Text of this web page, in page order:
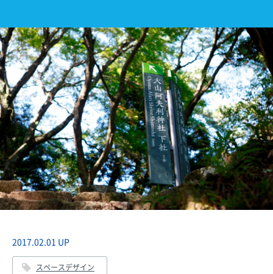
2017.02.01 UP
スペースデザイン